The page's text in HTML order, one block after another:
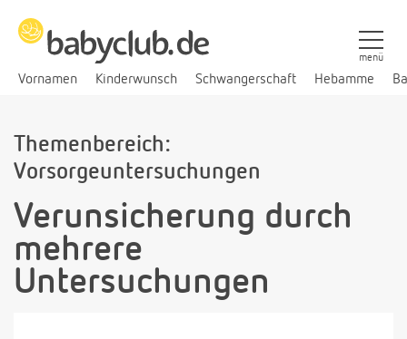
Vornamen Kinderwunsch Schwangerschaft Hebamme
menü
Themenbereich:
Vorsorgeuntersuchungen
Verunsicherung durch
mehrere
Untersuchungen